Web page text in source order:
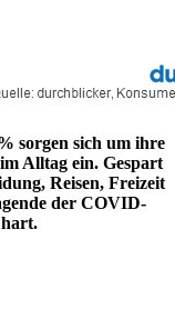
sorgen sich um ihre
Alltag ein. Gespart
Reisen, Freizeit
der COVID-